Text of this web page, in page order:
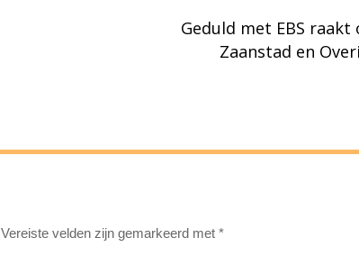
Geduld met EBS raakt
Zaanstad en
Vereiste velden zijn gemarkeerd met*